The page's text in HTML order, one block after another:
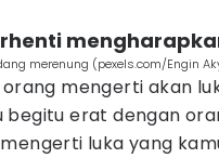
merenung (pexels.com/Engin
mengerti akan
begitu erat dengan
luka yang